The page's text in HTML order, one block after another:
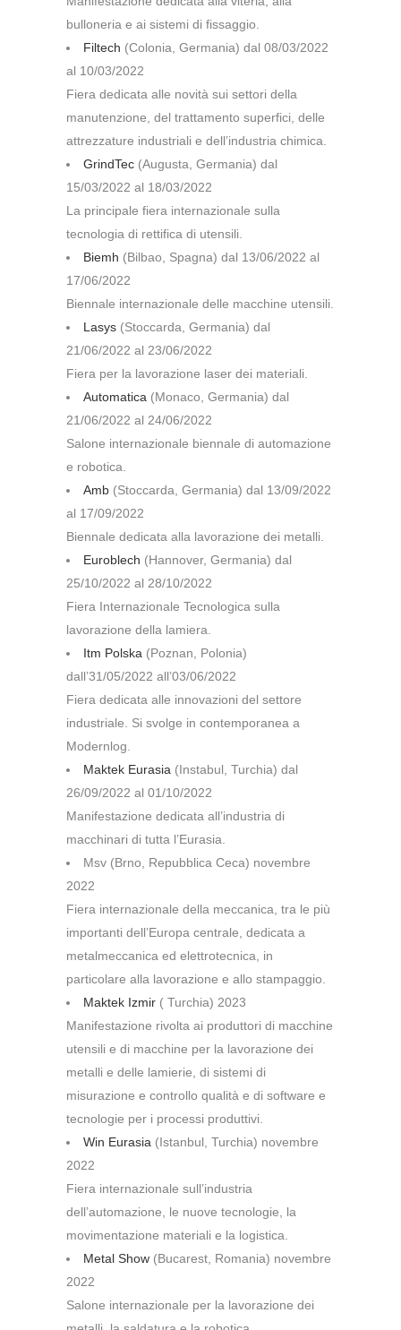
bulloneria e ai sistemi di fissaggio.
Filtech (Colonia, Germania) dal 08/03/2022
al 10/03/2022
Fiera dedicata alle novità sui settori della
manutenzione, del trattamento superfici, delle
attrezzature industriali e dell’industria chimica.
GrindTec (Augusta, Germania) dal
15/03/2022 al 18/03/2022
La principale fiera internazionale sulla
tecnologia di rettifica di utensili.
Biemh (Bilbao, Spagna) dal 13/06/2022 al
17/06/2022
Biennale internazionale delle macchine utensili.
Lasys (Stoccarda, Germania) dal
21/06/2022 al 23/06/2022
Fiera per la lavorazione laser dei materiali.
Automatica (Monaco, Germania) dal
21/06/2022 al 24/06/2022
Salone internazionale biennale di automazione
e robotica.
Amb (Stoccarda, Germania) dal 13/09/2022
al 17/09/2022
Biennale dedicata alla lavorazione dei metalli.
Euroblech (Hannover, Germania) dal
25/10/2022 al 28/10/2022
Fiera Internazionale Tecnologica sulla
lavorazione della lamiera.
Itm Polska (Poznan, Polonia)
dall’31/05/2022 all’03/06/2022
Fiera dedicata alle innovazioni del settore
industriale. Si svolge in contemporanea a
Modernlog.
Maktek Eurasia (Instabul, Turchia) dal
26/09/2022 al 01/10/2022
Manifestazione dedicata all’industria di
macchinari di tutta l’Eurasia.
Msv (Brno, Repubblica Ceca) novembre
2022
Fiera internazionale della meccanica, tra le più
importanti dell’Europa centrale, dedicata a
metalmeccanica ed elettrotecnica, in
particolare alla lavorazione e allo stampaggio.
Maktek Izmir ( Turchia) 2023
Manifestazione rivolta ai produttori di macchine
utensili e di macchine per la lavorazione dei
metalli e delle lamierie, di sistemi di
misurazione e controllo qualità e di software e
tecnologie per i processi produttivi.
Win Eurasia (Istanbul, Turchia) novembre
2022
Fiera internazionale sull’industria
dell’automazione, le nuove tecnologie, la
movimentazione materiali e la logistica.
Metal Show (Bucarest, Romania) novembre
2022
Salone internazionale per la lavorazione dei